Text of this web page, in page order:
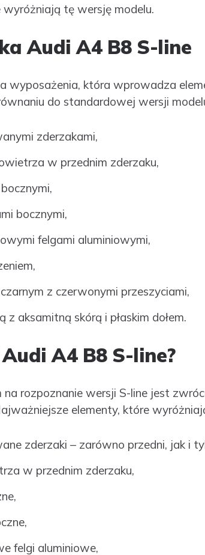
tę wersję modelu.
Audi A4 B8 S-line
wyposażenia, która wprowadza
do standardowej wersji
zderzakami,
w przednim zderzaku,
bocznymi,
felgami aluminiowymi,
z czerwonymi przeszyciami,
aksamitną skórą i płaskim dołem.
A4 B8 S-line?
na rozpoznanie wersji S-line jest
elementy, które
zderzaki – zarówno przedni, jak i
w przednim zderzaku,
felgi aluminiowe,